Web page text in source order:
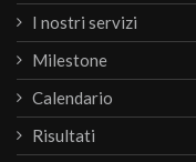
I nostri servizi
Milestone
Calendario
Risultati